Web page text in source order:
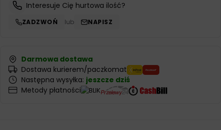
Interesuje Cię hurtowa ilość?
ZADZWOŃ lub NAPISZ
Darmowa dostawa
Dostawa kurierem/paczkomat
Następna wysyłka: jeszcze dziś
Metody płatności